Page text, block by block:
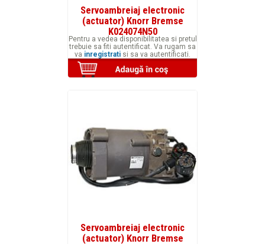
Servoambreiaj electronic
(actuator) Knorr Bremse
K024074N50
Pentru a vedea disponibilitatea si pretul
trebuie sa fiti autentificat. Va rugam sa
va inregistrati si sa va autentificati.
Servoambreiaj electronic
(actuator) Knorr Bremse